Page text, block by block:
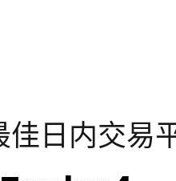
佳日内交易